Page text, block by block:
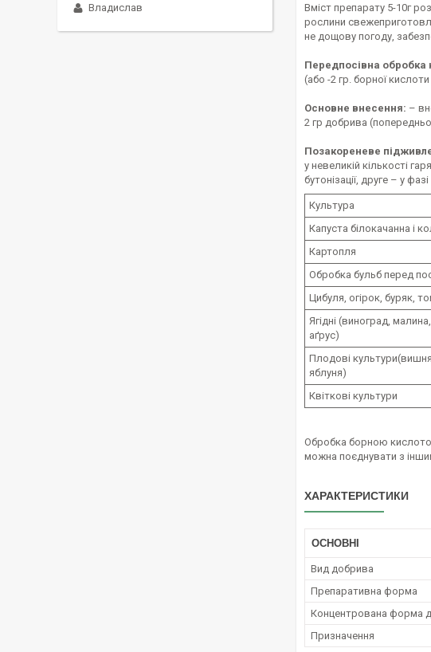
Вміст препарату 5-10г
рослини
не дощову погоду,
Передпосівна обробка
(або -2 гр. борної
Основне внесення: –
2 гр добрива
Позакореневе
у невеликій кількості
бутонізації, друге – у
Культура
Капуста білокачанна і
Картопля
Обробка бульб перед
Цибуля, огірок, буряк,
Ягідні (виноград,
аґрус)
Плодові
яблуня)
Квіткові культури
Обробка борною
можна поєднувати з
ХАРАКТЕРИСТИКИ
ОСНОВНІ
Вид добрива
Препаративна форма
Концентрована форма
Призначення
Владислав